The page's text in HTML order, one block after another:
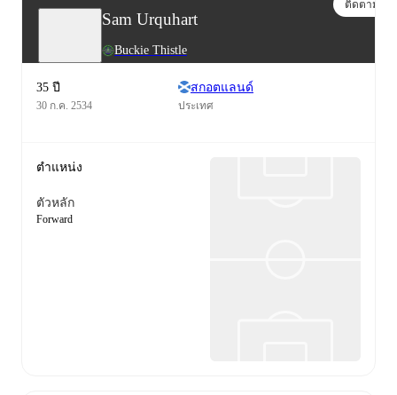
Sam Urquhart
Buckie Thistle
ติดตาม
35 ปี
30 ก.ค. 2534
สกอตแลนด์
ประเทศ
ตำแหน่ง
ตัวหลัก
Forward